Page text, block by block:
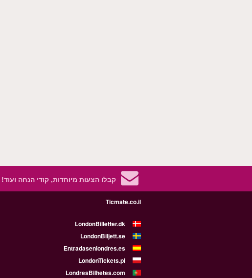
קבלו הצעות מיוחדות, קודי הנחה ועוד!
Ticmate.co.il
LondonBilletter.dk
LondonBiljett.se
Entradasenlondres.es
LondonTickets.pl
LondresBilhetes.com